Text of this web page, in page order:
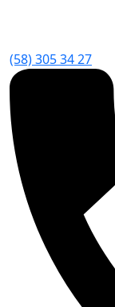
(58) 305 34 27